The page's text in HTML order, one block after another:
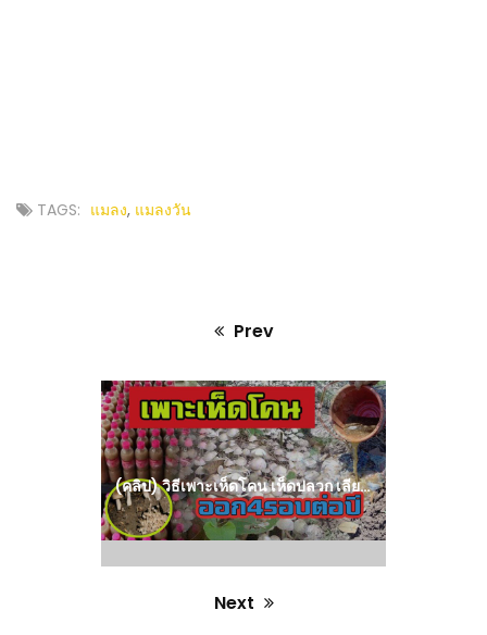
TAGS: แมลง, แมลงวัน
Prev
Previous
post:
(คลิป) วิธีเพาะเห็ดโคน เห็ดปลวก เลียนแบบธรรมชาติ ออก 4 รอบต่อปี : วีดีโอ เกษตร
Next